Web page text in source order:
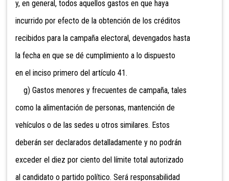
y, en general, todos aquellos gastos en que haya
incurrido por efecto de la obtención de los créditos
recibidos para la campaña electoral, devengados hasta
la fecha en que se dé cumplimiento a lo dispuesto
en el inciso primero del artículo 41.
g) Gastos menores y frecuentes de campaña, tales
como la alimentación de personas, mantención de
vehículos o de las sedes u otros similares. Estos
deberán ser declarados detalladamente y no podrán
exceder el diez por ciento del límite total autorizado
al candidato o partido político. Será responsabilidad